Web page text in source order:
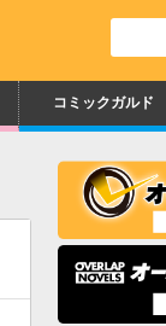
コミックガルド